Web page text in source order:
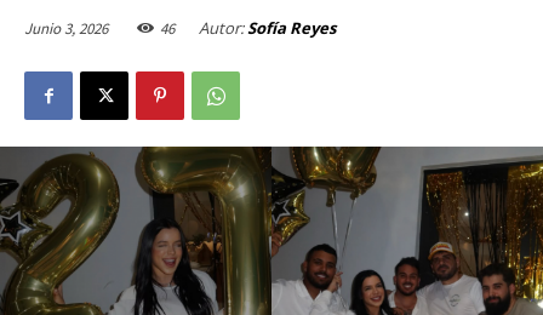
Junio 3, 2026 46 Autor:Sofía Reyes